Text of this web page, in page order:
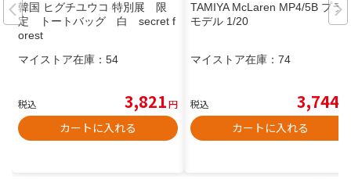
韓国 ヒグチユウコ 特別展 限
定 トートバッグ 白 secret f
orest
マイストア在庫： 54
税込 3,821円
カートに入れる
TAMIYA McLaren MP4/5B プラ
モデル 1/20
マイストア在庫： 74
税込 3,744
カートに入れる